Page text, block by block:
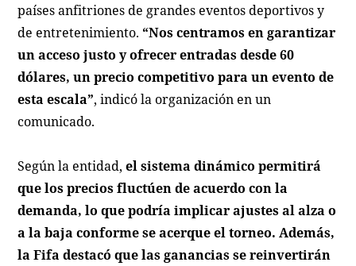
países anfitriones de grandes eventos deportivos y
de entretenimiento. “Nos centramos en garantizar
un acceso justo y ofrecer entradas desde 60
dólares, un precio competitivo para un evento de
esta escala”, indicó la organización en un
comunicado.
Según la entidad,el sistema dinámico permitirá
que los precios fluctúen de acuerdo con la
demanda, lo que podría implicar ajustes al alza o
a la baja conforme se acerque el torneo. Además,
la Fifa destacó que las ganancias se reinvertirán